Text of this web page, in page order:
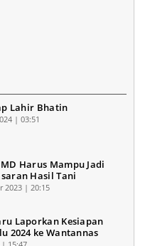
Lahir Bhatin
| 03:51
Harus Mampu Jadi
Hasil Tani
2023 | 20:15
Laporkan Kesiapan
2024 ke Wantannas